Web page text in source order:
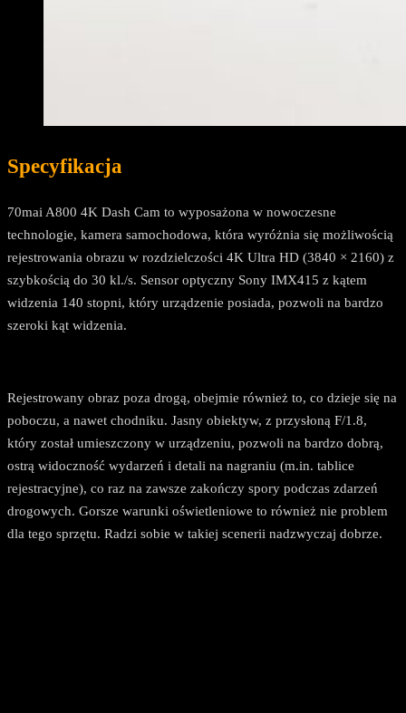
Specyfikacja
70mai A800 4K Dash Cam to wyposażona w nowoczesne
technologie, kamera samochodowa, która wyróżnia się możliwością
rejestrowania obrazu w rozdzielczości 4K Ultra HD (3840 × 2160) z
szybkością do 30 kl./s. Sensor optyczny Sony IMX415 z kątem
widzenia 140 stopni, który urządzenie posiada, pozwoli na bardzo
szeroki kąt widzenia.
Rejestrowany obraz poza drogą, obejmie również to, co dzieje się na
poboczu, a nawet chodniku. Jasny obiektyw, z przysłoną F/1.8,
który został umieszczony w urządzeniu, pozwoli na bardzo dobrą,
ostrą widoczność wydarzeń i detali na nagraniu (m.in. tablice
rejestracyjne), co raz na zawsze zakończy spory podczas zdarzeń
drogowych. Gorsze warunki oświetleniowe to również nie problem
dla tego sprzętu. Radzi sobie w takiej scenerii nadzwyczaj dobrze.